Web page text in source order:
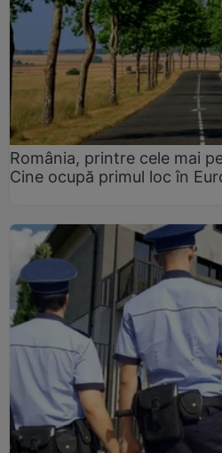
România, printre cele mai
Cine ocupă primul loc în